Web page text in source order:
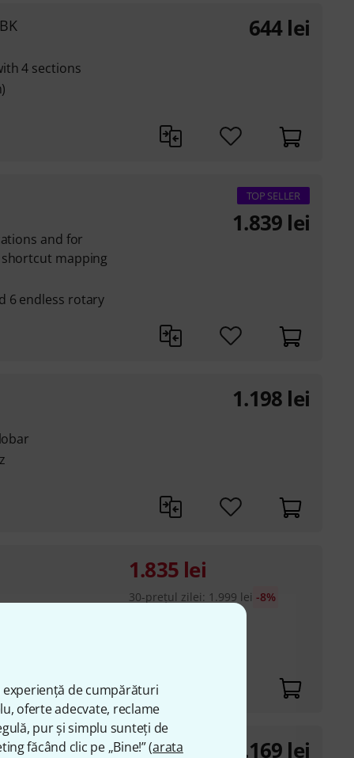
de cumpărături
oferte adecvate, reclame
pur și simplu sunteți de
făcând clic pe „Bine!” (arata
4 sections
644 lei
and for
mapping
6 endless rotary
TOP SELLER
1.839 lei
1.198 lei
1.835 lei
30-prețul zilei: 1.999 lei -8%
1.169 lei